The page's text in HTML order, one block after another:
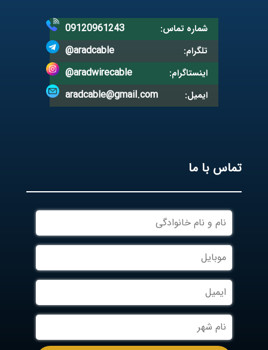
شماره تماس: 09120961243
تلگرام: @aradcable
اینستاگرام: @aradwirecable
ایمیل: aradcable@gmail.com
تماس با ما